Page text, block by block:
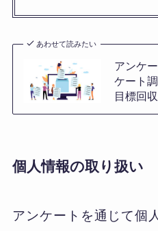
あわせて読みたい
アンケ
ケート
目標回
個人情報の取り扱い
アンケートを通じて個